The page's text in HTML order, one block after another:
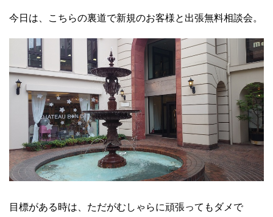
今日は、こちらの裏道で新規のお客様と出張無料相談会。
目標がある時は、ただがむしゃらに頑張ってもダメで